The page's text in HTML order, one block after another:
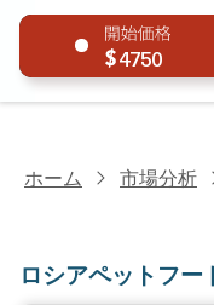
4750
ホーム 市場分析
ロシアペットフ